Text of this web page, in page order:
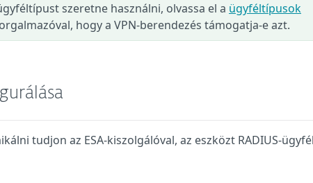
szeretne használni, olvassa el a ügyféltípusok
hogy a VPN-berendezés támogatja-e azt.
tudjon az ESA-kiszolgálóval, az eszközt RADIUS-